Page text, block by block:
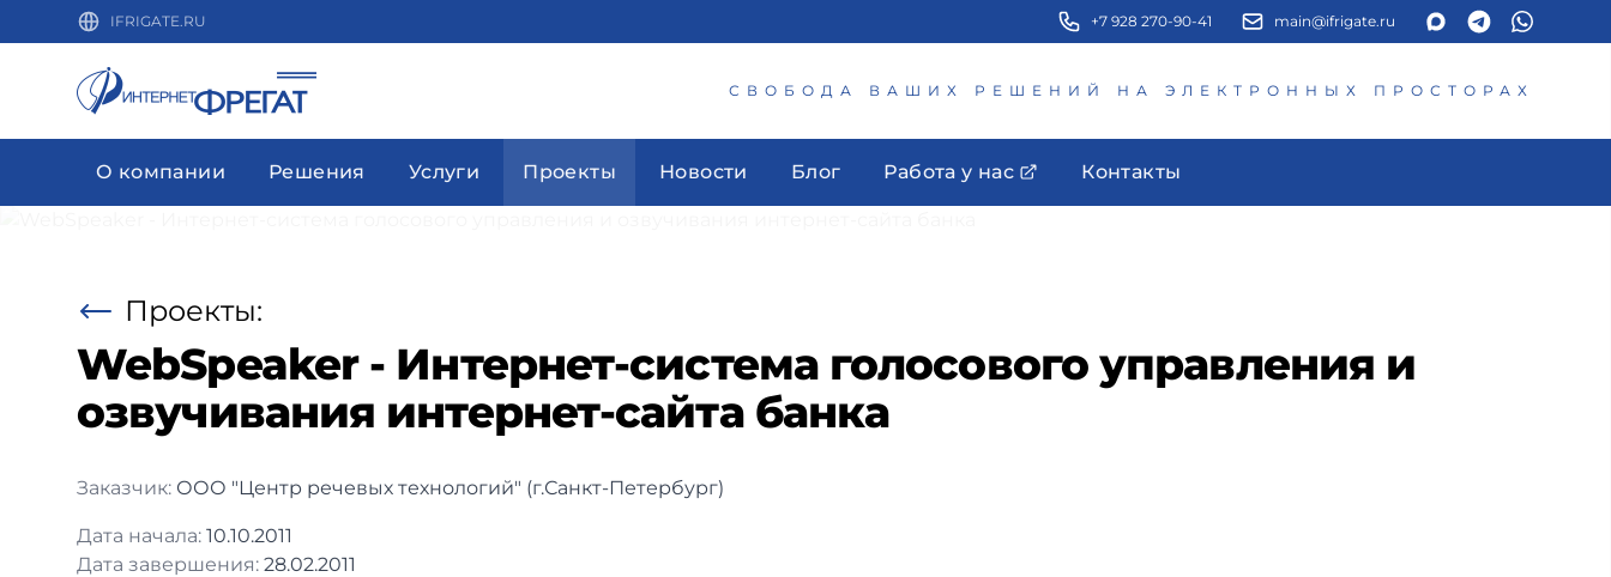
IFRIGATE.RU +7 928 270-90-41 main@ifrigate.ru
СВОБОДА ВАШИХ РЕШЕНИЙ НА ЭЛЕКТРОННЫХ ПРОСТОРАХ
О компании Решения Услуги Проекты Новости Блог Работа у нас Контакты
Проекты:
WebSpeaker - Интернет-система голосового управления и
озвучивания интернет-сайта банка
Заказчик: ООО "Центр речевых технологий" (г.Санкт-Петербург)
Дата начала: 10.10.2011
Дата завершения: 28.02.2011